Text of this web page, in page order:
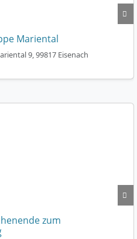
Mariental
9, 99817 Eisenach
zum